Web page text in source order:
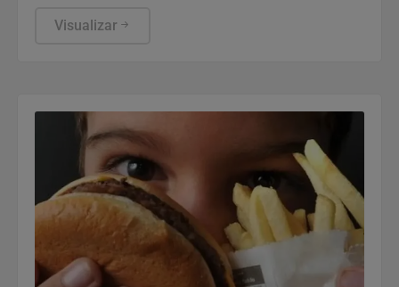
crianças e adolescentes, informou a ANPD, em
Visualizar